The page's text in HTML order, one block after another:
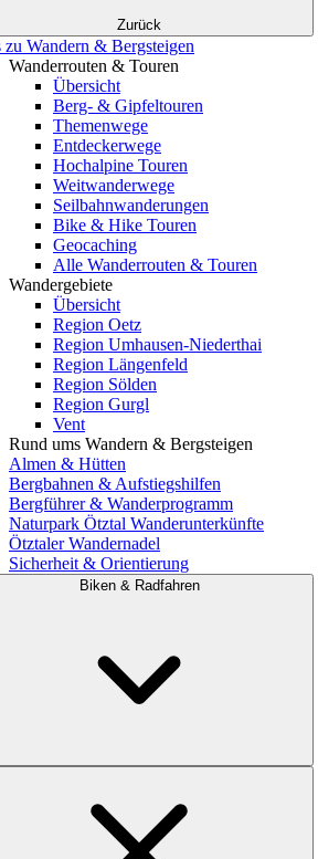
Zurück
zu Wandern & Bergsteigen
Wanderrouten & Touren
Übersicht
Berg- & Gipfeltouren
Themenwege
Entdeckerwege
Hochalpine Touren
Weitwanderwege
Seilbahnwanderungen
Bike & Hike Touren
Geocaching
Alle Wanderrouten & Touren
Wandergebiete
Übersicht
Region Oetz
Region Umhausen-Niederthai
Region Längenfeld
Region Sölden
Region Gurgl
Vent
Rund ums Wandern & Bergsteigen
Almen & Hütten
Bergbahnen & Aufstiegshilfen
Bergführer & Wanderprogramm
Naturpark Ötztal Wanderunterkünfte
Ötztaler Wandernadel
Sicherheit & Orientierung
Biken & Radfahren